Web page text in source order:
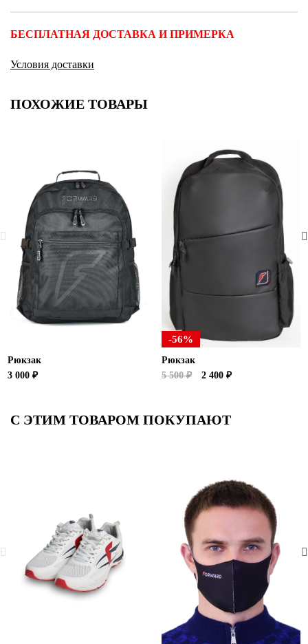
БЕСПЛАТНАЯ ДОСТАВКА И ПРИМЕРКА
Условия доставки
ПОХОЖИЕ ТОВАРЫ
Рюкзак
3 000 ₽
-56%
Рюкзак
5 500 ₽
2 400 ₽
С ЭТИМ ТОВАРОМ ПОКУПАЮТ